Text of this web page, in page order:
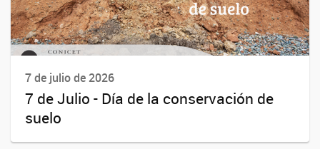
7 de julio de 2026
7 de Julio - Día de la conservación de
suelo